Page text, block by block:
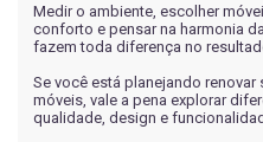
Medir o ambiente, escolher
conforto e pensar na harmonia
fazem toda diferença no
Se você está planejando
móveis, vale a pena explorar
qualidade, design e